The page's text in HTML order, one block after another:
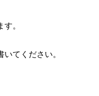
。
てください。